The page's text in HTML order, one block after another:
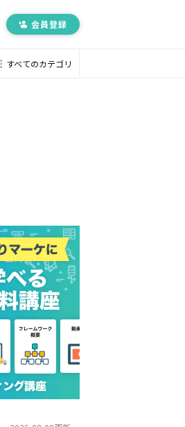
会員登録
すべてのカテゴリ